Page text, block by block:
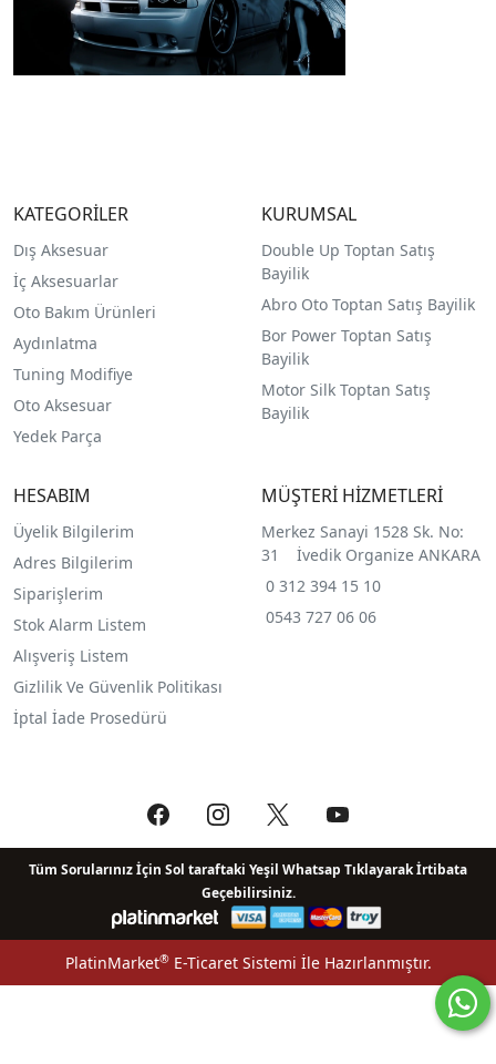
KATEGORİLER
Dış Aksesuar
İç Aksesuarlar
Oto Bakım Ürünleri
Aydınlatma
Tuning Modifiye
Oto Aksesuar
Yedek Parça
KURUMSAL
Double Up Toptan Satış
Bayilik
Abro Oto Toptan Satış Bayilik
Bor Power Toptan Satış
Bayilik
Motor Silk Toptan Satış
Bayilik
HESABIM
Üyelik Bilgilerim
Adres Bilgilerim
Siparişlerim
Stok Alarm Listem
Alışveriş Listem
Gizlilik Ve Güvenlik Politikası
İptal İade Prosedürü
MÜŞTERİ HİZMETLERİ
Merkez Sanayi 1528 Sk. No:
31 İvedik Organize ANKARA
0 312 394 15 10
0543 727 06 06
Tüm Sorularınız İçin Sol taraftaki Yeşil Whatsap Tıklayarak İrtibata
Geçebilirsiniz.
PlatinMarket®E-Ticaret Sistemi İle Hazırlanmıştır.